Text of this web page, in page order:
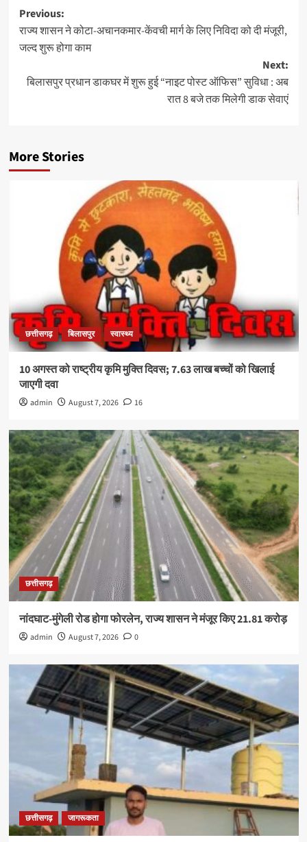
Post
navigation
Previous:
राज्य शासन ने कोटा-अचानकमार-केंवची मार्ग के लिए निविदा को दी मंजूरी,
जल्द शुरू होगा काम
Next:
बिलासपुर प्रधान डाकघर में शुरू हुई “नाइट पोस्ट ऑफिस” सुविधा : अब
रात 8 बजे तक मिलेगी डाक सेवाएं
More Stories
छत्तीसगढ़ बिलासपुर स्वास्थ्य
10 अगस्त को राष्ट्रीय कृमि मुक्ति दिवस; 7.63 लाख बच्चों को खिलाई
जाएगी दवा
admin August 7, 2026 16
छत्तीसगढ़
नांदघाट-मुंगेली रोड होगा फोरलेन, राज्य शासन ने मंजूर किए 21.81 करोड़
admin August 7, 2026 0
छत्तीसगढ़ जागरूकता